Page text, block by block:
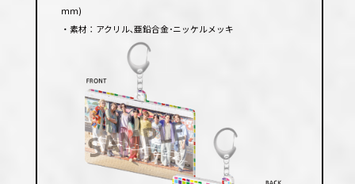
ｍｍ)
・素材：アクリル､亜鉛合金･ニッケルメッキ